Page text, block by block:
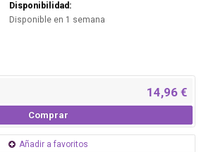
Disponibilidad:
Disponible en 1 semana
14,96 €
Comprar
Añadir a favoritos